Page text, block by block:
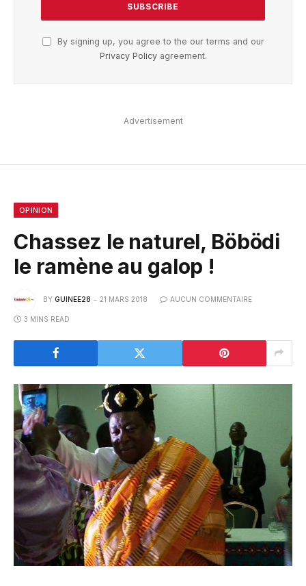
By signing up, you agree to the our terms and our
Privacy Policyagreement.
Advertisement
OPINION
Chassez le naturel, Böbödi
le ramène au galop !
BY GUINEE28 21 MARS 2018 AUCUN COMMENTAIRE
3 MINS READ